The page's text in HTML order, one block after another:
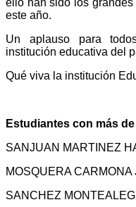
este año.
Un aplauso para
institución educativa del
Qué viva la institución
Estudiantes con más
SANJUAN MARTINEZ
MOSQUERA
SANCHEZ